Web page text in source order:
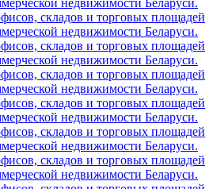
складов и торговых площадей
недвижимости Беларуси.
складов и торговых площадей
недвижимости Беларуси.
складов и торговых площадей
недвижимости Беларуси.
складов и торговых площадей
недвижимости Беларуси.
складов и торговых площадей
недвижимости Беларуси.
складов и торговых площадей
недвижимости Беларуси.